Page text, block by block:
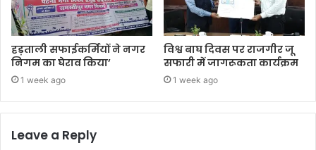
हड़ताली सफाईकर्मियों ने नगर
निगम का घेराव किया’
1 week ago
विश्व बाघ दिवस पर राजगीर जू
सफारी में जागरूकता कार्यक्रम
1 week ago
Leave a Reply